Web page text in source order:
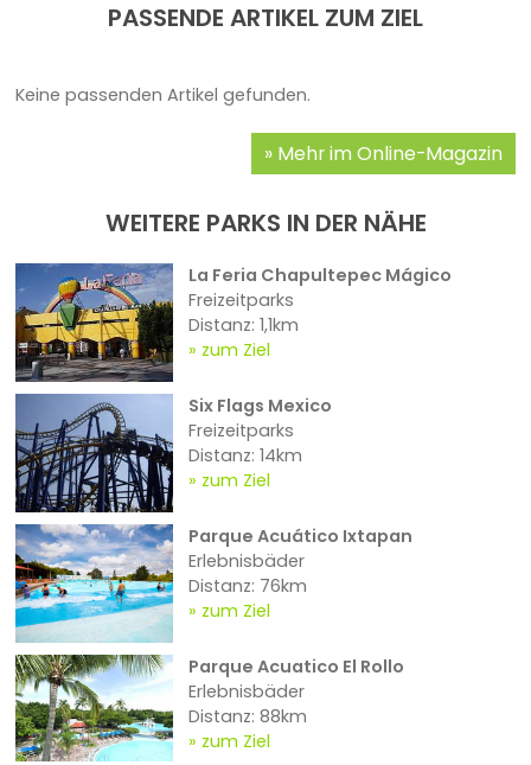
PASSENDE ARTIKEL ZUM ZIEL
Keine passenden Artikel gefunden.
Mehr im Online-Magazin
WEITERE PARKS IN DER NÄHE
La Feria Chapultepec Mágico
Freizeitparks
Distanz: 1,1km
zum Ziel
Six Flags Mexico
Freizeitparks
Distanz: 14km
zum Ziel
Parque Acuático Ixtapan
Erlebnisbäder
Distanz: 76km
zum Ziel
Parque Acuatico El Rollo
Erlebnisbäder
Distanz: 88km
zum Ziel